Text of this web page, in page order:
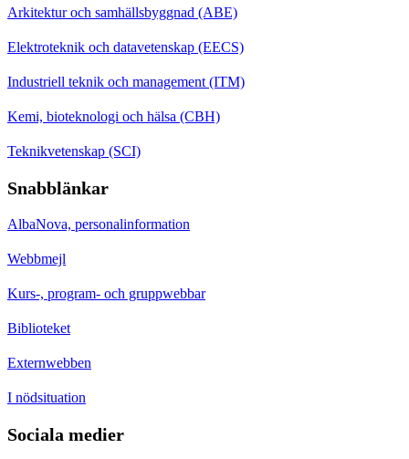
Arkitektur och samhällsbyggnad (ABE)
Elektroteknik och datavetenskap (EECS)
Industriell teknik och management (ITM)
Kemi, bioteknologi och hälsa (CBH)
Teknikvetenskap (SCI)
Snabblänkar
AlbaNova, personalinformation
Webbmejl
Kurs-, program- och gruppwebbar
Biblioteket
Externwebben
I nödsituation
Sociala medier